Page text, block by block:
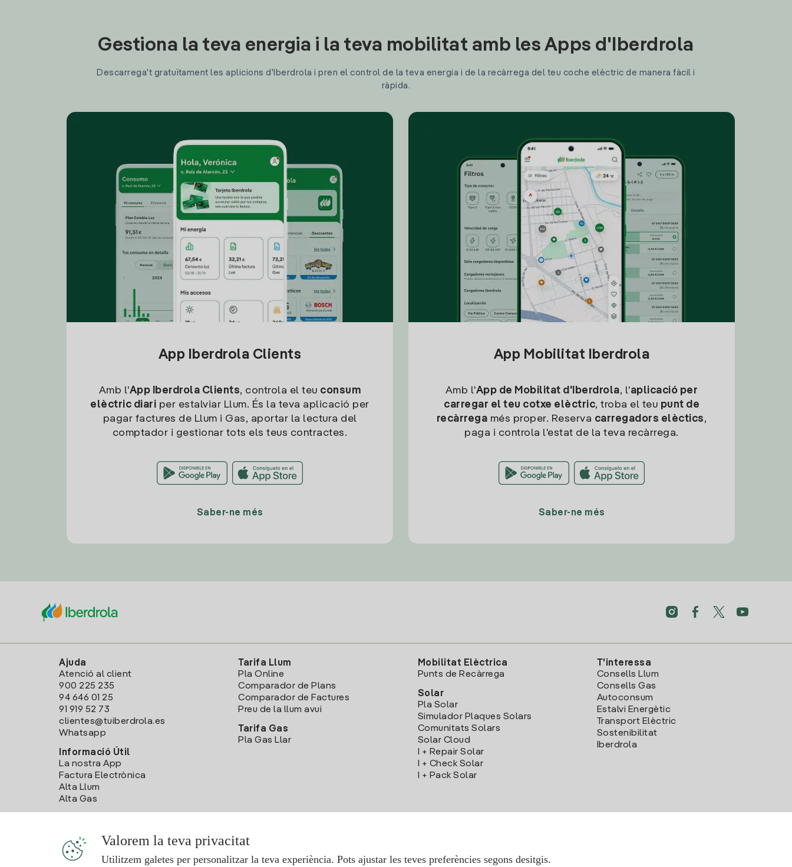
Gestiona la teva energia i la teva mobilitat amb les Apps d'Iberdrola
Descarrega't gratuïtament les aplicions d'Iberdrola i pren el control de la teva energia i de la recàrrega del teu coche elèctric de manera fàcil i
ràpida.
App Iberdrola Clients
Amb l'App Iberdrola Clients, controla el teu consum
elèctric diari per estalviar Llum. És la teva aplicació per
pagar factures de Llum i Gas, aportar la lectura del
comptador i gestionar tots els teus contractes.
Saber-ne més
App Mobilitat Iberdrola
Amb l'App de Mobilitat d'Iberdrola, l'aplicació per
carregar el teu cotxe elèctric, troba el teu punt de
recàrrega més proper. Reserva carregadors elèctics,
paga i controla l'estat de la teva recàrrega.
Saber-ne més
Ajuda
Atenció al client
900 225 235
94 646 01 25
91 919 52 73
clientes@tuiberdrola.es
Whatsapp
Informació Útil
La nostra App
Factura Electrònica
Alta Llum
Alta Gas
Tarifa Llum
Pla Online
Comparador de Plans
Comparador de Factures
Preu de la llum avui
Tarifa Gas
Pla Gas Llar
Mobilitat Elèctrica
Punts de Recàrrega
Solar
Pla Solar
Simulador Plaques Solars
Comunitats Solars
Solar Cloud
I + Repair Solar
I + Check Solar
I + Pack Solar
T'interessa
Consells Llum
Consells Gas
Autoconsum
Estalvi Energètic
Transport Elèctric
Sostenibilitat
Iberdrola
Valorem la teva privacitat
Utilitzem galetes per personalitzar la teva experiència. Pots ajustar les teves preferències segons desitgis.